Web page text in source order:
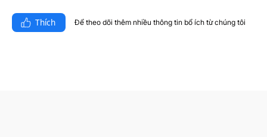
Thích Để theo dõi thêm nhiều thông tin bổ ích từ chúng tôi​